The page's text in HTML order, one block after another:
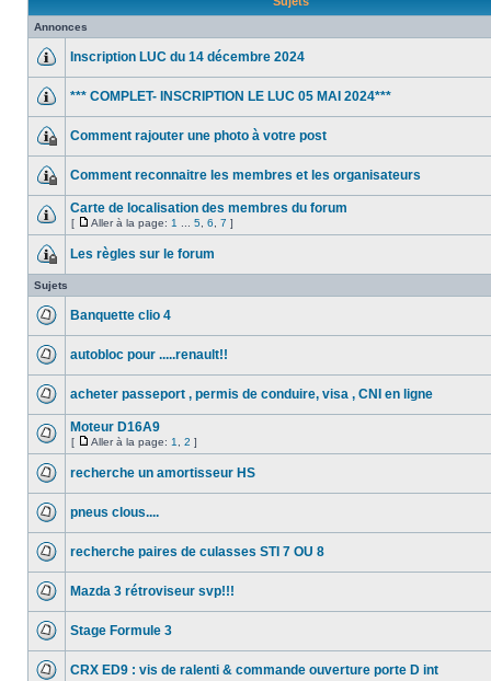
Annonces
Inscription LUC du 14 décembre 2024
*** COMPLET- INSCRIPTION LE LUC 05 MAI 2024***
Comment rajouter une photo à votre post
Comment reconnaitre les membres et les organisateurs
Carte de localisation des membres du forum
[ Aller à la page: 1 5 6 7 ]
Les règles sur le forum
Sujets
Banquette clio 4
autobloc pour .....renault!!
acheter passeport , permis de conduire, visa , CNI en ligne
Moteur D16A9
[ Aller à la page: 1 2 ]
recherche un amortisseur HS
pneus clous....
recherche paires de culasses STI 7 OU 8
Mazda 3 rétroviseur svp!!!
Stage Formule 3
CRX ED9 : vis de ralenti & commande ouverture porte D int